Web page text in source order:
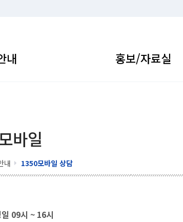
내 홍보/자료실
바일
내 1350모바일 상담
09시 ~ 16시